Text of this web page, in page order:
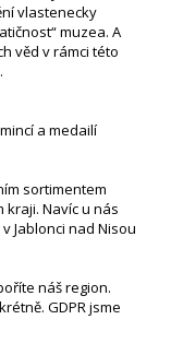
vlastenecky
muzea. A
věd v rámci této
a medailí
sortimentem
kraji. Navíc u nás
Jablonci nad Nisou
náš region.
GDPR jsme